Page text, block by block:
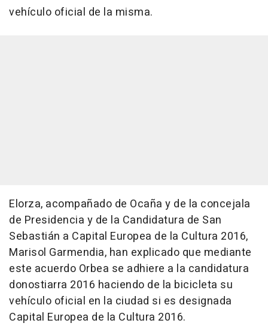
vehículo oficial de la misma.
Elorza, acompañado de Ocaña y de la concejala
de Presidencia y de la Candidatura de San
Sebastián a Capital Europea de la Cultura 2016,
Marisol Garmendia, han explicado que mediante
este acuerdo Orbea se adhiere a la candidatura
donostiarra 2016 haciendo de la bicicleta su
vehículo oficial en la ciudad si es designada
Capital Europea de la Cultura 2016.